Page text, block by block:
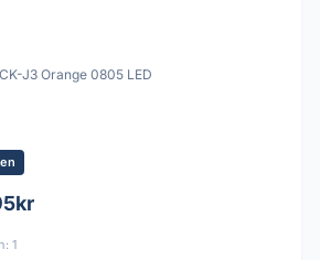
J3 Orange 0805 LED
1